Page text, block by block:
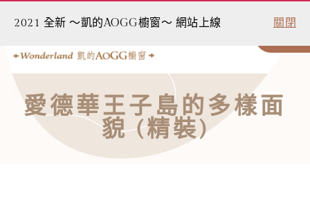
2021 全新 ～凱的AOGG櫥窗～ 網站上線 關閉
愛德華王子島的多樣面
貌 (精裝)